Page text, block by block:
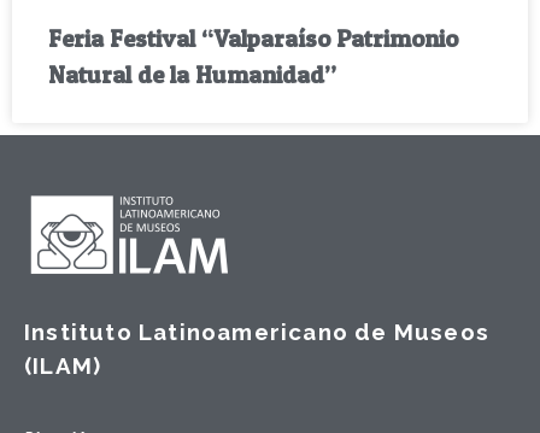
Feria Festival “Valparaíso Patrimonio
Natural de la Humanidad”
Instituto Latinoamericano de Museos
(ILAM)